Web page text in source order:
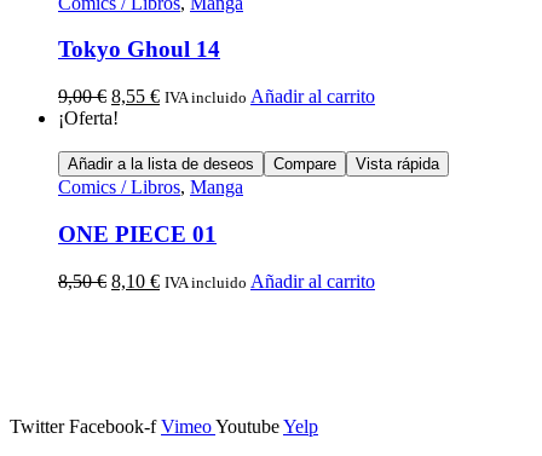
Tokyo Ghoul 14
9,00€ 8,55 € IVA incluido Añadir al carrito
¡Oferta!
Añadir a la lista de deseos Compare Vista rápida
Comics / Libros, Manga
ONE PIECE 01
8,50€ 8,10 € IVA incluido Añadir al carrito
Twitter Facebook-f VimeoYoutubeYelp